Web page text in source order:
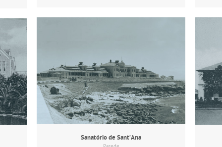
Sanatório de Sant’Ana